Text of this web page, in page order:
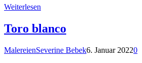
Weiterlesen
Toro blanco
MalereienSeverine Bebek6. Januar 20220